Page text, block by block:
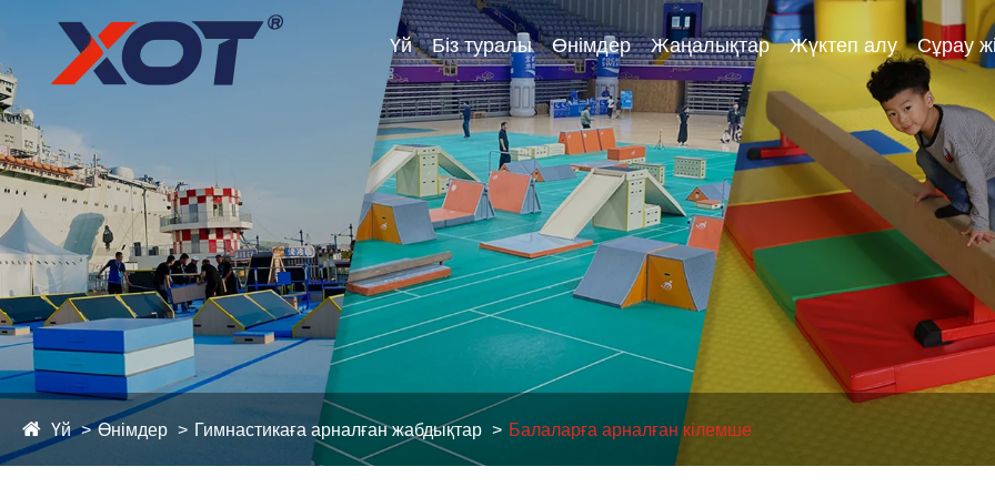
Үй Біз туралы Өнімдер Жаңалықтар Жүктеп алу Сұрау
Үй Өнімдер Гимнастикаға арналған жабдықтар Балаларға арналған кілемше